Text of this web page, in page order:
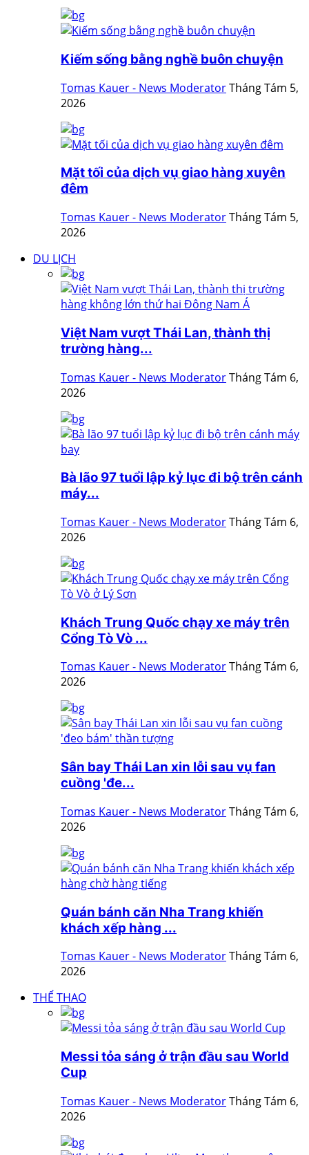
Kiếm sống bằng nghề buôn chuyện
Tomas Kauer - News ModeratorTháng Tám 5,
2026
Mặt tối của dịch vụ giao hàng xuyên
đêm
Tomas Kauer - News ModeratorTháng Tám 5,
2026
DU LỊCH
Việt Nam vượt Thái Lan, thành thị
trường hàng...
Tomas Kauer - News ModeratorTháng Tám 6,
2026
Bà lão 97 tuổi lập kỷ lục đi bộ trên cánh
máy...
Tomas Kauer - News ModeratorTháng Tám 6,
2026
Khách Trung Quốc chạy xe máy trên
Cổng Tò Vò ...
Tomas Kauer - News ModeratorTháng Tám 6,
2026
Sân bay Thái Lan xin lỗi sau vụ fan
cuồng 'đe...
Tomas Kauer - News ModeratorTháng Tám 6,
2026
Quán bánh căn Nha Trang khiến
khách xếp hàng ...
Tomas Kauer - News ModeratorTháng Tám 6,
2026
THỂ THAO
Messi tỏa sáng ở trận đầu sau World
Cup
Tomas Kauer - News ModeratorTháng Tám 6,
2026